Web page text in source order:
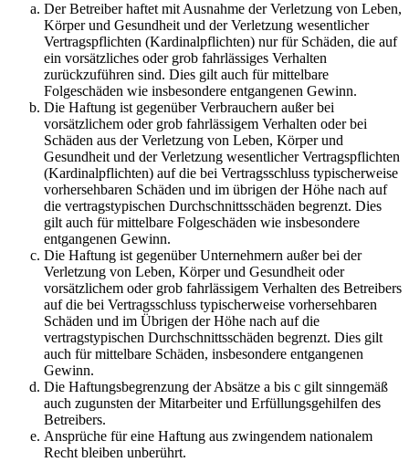
Der Betreiber haftet mit Ausnahme der Verletzung von Leben,
Körper und Gesundheit und der Verletzung wesentlicher
Vertragspflichten (Kardinalpflichten) nur für Schäden, die auf
ein vorsätzliches oder grob fahrlässiges Verhalten
zurückzuführen sind. Dies gilt auch für mittelbare
Folgeschäden wie insbesondere entgangenen Gewinn.
Die Haftung ist gegenüber Verbrauchern außer bei
vorsätzlichem oder grob fahrlässigem Verhalten oder bei
Schäden aus der Verletzung von Leben, Körper und
Gesundheit und der Verletzung wesentlicher Vertragspflichten
(Kardinalpflichten) auf die bei Vertragsschluss typischerweise
vorhersehbaren Schäden und im übrigen der Höhe nach auf
die vertragstypischen Durchschnittsschäden begrenzt. Dies
gilt auch für mittelbare Folgeschäden wie insbesondere
entgangenen Gewinn.
Die Haftung ist gegenüber Unternehmern außer bei der
Verletzung von Leben, Körper und Gesundheit oder
vorsätzlichem oder grob fahrlässigem Verhalten des Betreibers
auf die bei Vertragsschluss typischerweise vorhersehbaren
Schäden und im Übrigen der Höhe nach auf die
vertragstypischen Durchschnittsschäden begrenzt. Dies gilt
auch für mittelbare Schäden, insbesondere entgangenen
Gewinn.
Die Haftungsbegrenzung der Absätze a bis c gilt sinngemäß
auch zugunsten der Mitarbeiter und Erfüllungsgehilfen des
Betreibers.
Ansprüche für eine Haftung aus zwingendem nationalem
Recht bleiben unberührt.